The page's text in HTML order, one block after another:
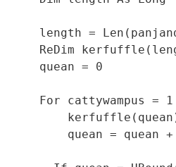
length =
ReDim
    quean = 0
For cattywampus =
quean = quean +